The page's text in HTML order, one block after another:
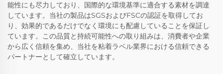
能性にも尽力しており、国際的な環境基準に適合する素材を調達
しています。当社の製品はSGSおよびFSCの認証を取得してお
り、効果的であるだけでなく環境にも配慮していることを保証し
ています。この品質と持続可能性への取り組みは、消費者や企業
から広く信頼を集め、当社を粘着ラベル業界における信頼できる
パートナーとして確立しています。